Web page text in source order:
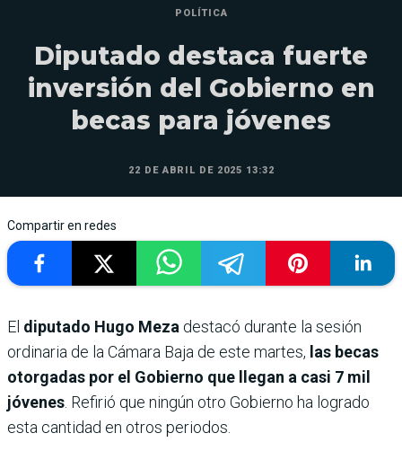
POLÍTICA
Diputado destaca fuerte
inversión del Gobierno en
becas para jóvenes
22 DE ABRIL DE 2025 13:32
Compartir en redes
El diputado Hugo Meza destacó durante la sesión
ordinaria de la Cámara Baja de este martes, las becas
otorgadas por el Gobierno que llegan a casi 7 mil
jóvenes . Refirió que ningún otro Gobierno ha logrado
esta cantidad en otros periodos.